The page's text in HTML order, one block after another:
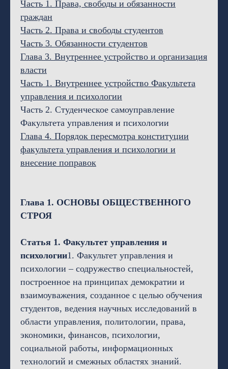
Часть 1. Права, свободы и обязанности
граждан
Часть 2. Права и свободы студентов
Часть 3. Обязанности студентов
Глава 3. Внутреннее устройство и организация
власти
Часть 1. Внутреннее устройство Факультета
управления и психологии
Часть 2. Студенческое самоуправление
Факультета управления и психологии
Глава 4. Порядок пересмотра конституции
факультета управления и психологии и
внесение поправок
Глава 1. ОСНОВЫ ОБЩЕСТВЕННОГО
СТРОЯ
Статья 1. Факультет управления и
психологии1. Факультет управления и
психологии – содружество специальностей,
построенное на принципах демократии и
взаимоуважения, созданное с целью обучения
студентов, ведения научных исследований в
области управления, политологии, права,
экономики, финансов, психологии,
социальной работы, информационных
технологий и смежных областях знаний.